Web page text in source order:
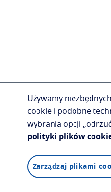
Używamy
cookie i podobne
wybrania opcji
polityki plików
Zarządzaj plikami